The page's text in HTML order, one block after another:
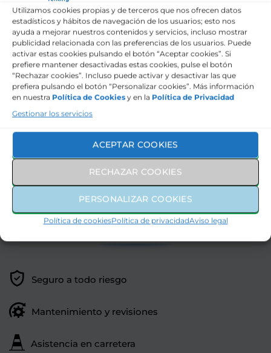
Utilizamos cookies propias y de terceros que nos ofrecen datos
estadísticos y hábitos de navegación de los usuarios; esto nos
ayuda a mejorar nuestros contenidos y servicios, incluso mostrar
publicidad relacionada con las preferencias de los usuarios. Puede
activar estas cookies pulsando el botón “Aceptar cookies”. Si
prefiere mantener desactivadas estas cookies, pulse el botón
“Rechazar cookies”. Incluso puede activar y desactivar las que
prefiera pulsando el botón “Personalizar cookies”. Más información
en nuestra Política de Cookies y en la Política de Privacidad
Gestionar los servicios
ACEPTAR COOKIES
RECHAZAR COOKIES
PERSONALIZAR COOKIES
Política de cookiesPolítica de privacidadAviso legal
Identificación Señales tráfico
Tecnología
Interior
Exterior
Marca
439€
MÁS IVA
Seguro a todo riesgo
Mantenimiento y revisiones
Asistencia en carretera